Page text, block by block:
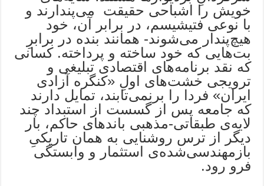
خویش را اشباحی حقیقت می‌پندارند و
با نوعی فتیشیسم، در برابر آن، خود
هیچ‌پندار می‌‌شوند- همانند بنده در برابرِ
‌بت‌هایی که خود ساخته و پرداخته. کسانی
که نقد برنامه‌های اقتصادی تبلیغی و
ترویجی خشت‌های اولِ «کنگره آزادی
ایران» فردا را برنمی‌تابند، تمایل دارند
که جامعه پس از گسست از استبداد چند
لایه‌ی طبقاتی-مذهبی باندهای حاکم، بار
دیگر از ترس روشنایی به همان تاریکیِ
بازمهندسی‌شده‌ی استثمار و وابستگی
فرو رود.